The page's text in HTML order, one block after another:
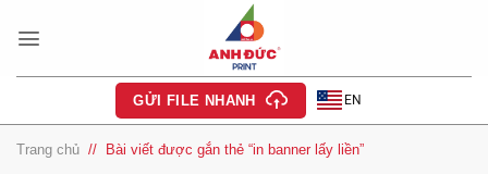
qua
GỬI FILE NHANH EN
Trang chủ / Bài viết được gắn thẻ “in banner lấy liền”